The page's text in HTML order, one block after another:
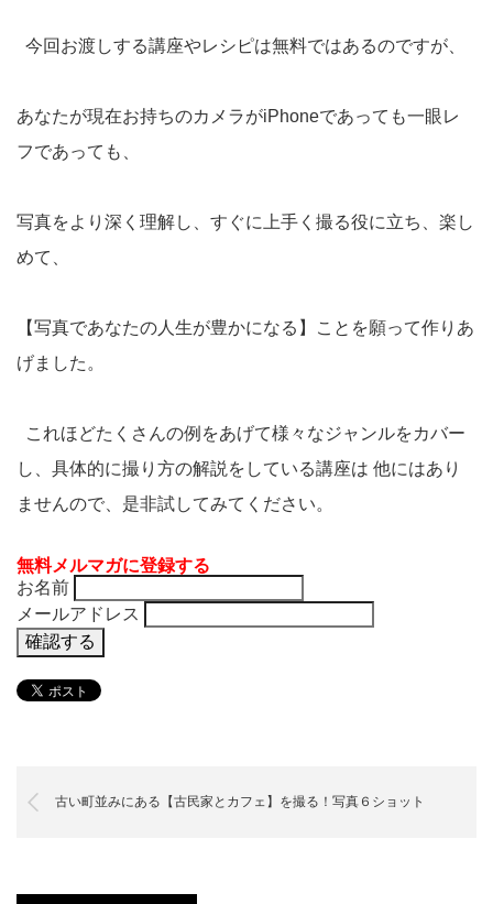
今回お渡しする講座やレシピは無料ではあるのですが、
あなたが現在お持ちのカメラがiPhoneであっても一眼レ
フであっても、
写真をより深く理解し、すぐに上手く撮る役に立ち、楽し
めて、
【写真であなたの人生が豊かになる】ことを願って作りあ
げました。
これほどたくさんの例をあげて様々なジャンルをカバー
し、具体的に撮り方の解説をしている講座は 他にはあり
ませんので、是非試してみてください。
無料メルマガに登録する
お名前
メールアドレス
古い町並みにある【古民家とカフェ】を撮る！写真６ショット